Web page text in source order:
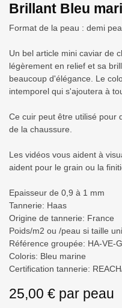
Brillant Bleu
Format de la peau : demi
Un bel article mini caviar de
légèrement en relief et sa
beaucoup d'élégance. Le
intemporel qui s'ajoutera à
Ce cuir peut être utilisé pour
de la chaussure.
Les vidéos vous aident à
aident pour le grain ou la
Epaisseur de 0,9 à 1 mm
Tannerie: Haas
Origine de tannerie: France
Poids/m2 ou /peau si taille
Référence groupée: HA-VE-
Coloris: Bleu marine
Certification tannerie:
25,00 € par peau